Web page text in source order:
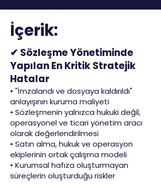
İçerik:
✔ Sözleşme Yönetiminde
Yapılan En Kritik Stratejik
Hatalar
• "İmzalandı ve dosyaya kaldırıldı"
anlayışının kuruma maliyeti
• Sözleşmenin yalnızca hukuki değil,
operasyonel ve ticari yönetim aracı
olarak değerlendirilmesi
• Satın alma, hukuk ve operasyon
ekiplerinin ortak çalışma modeli
• Kurumsal hafıza oluşturmayan
süreçlerin oluşturduğu riskler